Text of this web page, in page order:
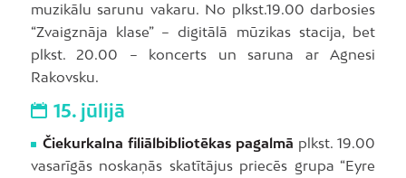
muzikālu sarunu vakaru. No plkst.19.00 darbosies
“Zvaigznāja klase” – digitālā mūzikas stacija, bet
plkst. 20.00 – koncerts un saruna ar Agnesi
Rakovsku.
15. jūlijā
Čiekurkalna filiālbibliotēkas pagalmā plkst. 19.00
vasarīgās noskaņās skatītājus priecēs grupa “Eyre